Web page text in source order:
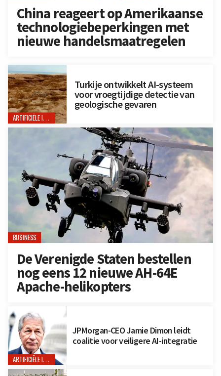
China reageert op Amerikaanse
technologiebeperkingen met
nieuwe handelsmaatregelen
ARTIFICIËLE INTELLIGENTIE
Turkije ontwikkelt AI-systeem
voor vroegtijdige detectie van
geologische gevaren
BUSINESS
De Verenigde Staten bestellen
nog eens 12 nieuwe AH-64E
Apache-helikopters
ARTIFICIËLE INTELLIGENTIE
JPMorgan-CEO Jamie Dimon leidt
coalitie voor veiligere AI-integratie